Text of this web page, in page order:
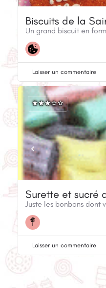
Biscuits de la
Laisser un commentaire
Surette et sucré
Laisser un commentaire